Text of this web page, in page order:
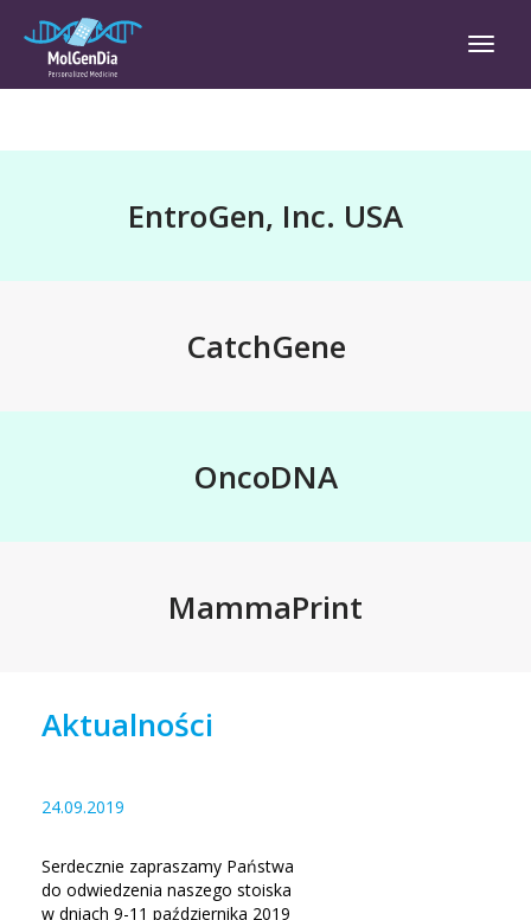
EntroGen Inc.
EntroGen, Inc. USA
CatchGene
OncoDNA
MammaPrint
Aktualności
24.09.2019
Serdecznie zapraszamy Państwa
do odwiedzenia naszego stoiska
w dniach 9-11 października 2019